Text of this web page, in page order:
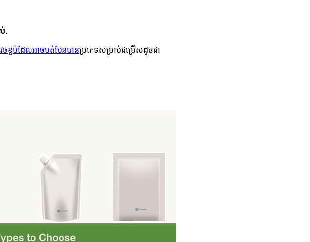
.
ចខ្ចប់ដែលអាចបត់បែនបានប្រភេទសម្រាប់ជម្រើសដូចជា